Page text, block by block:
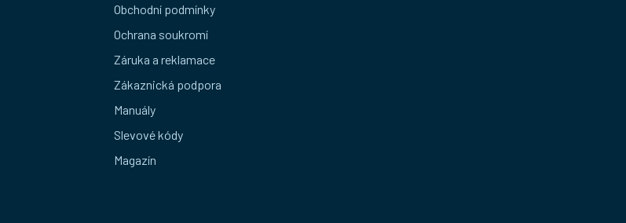
Obchodní podmínky
Ochrana soukromí
Záruka a reklamace
Zákaznická podpora
Manuály
Slevové kódy
Magazín